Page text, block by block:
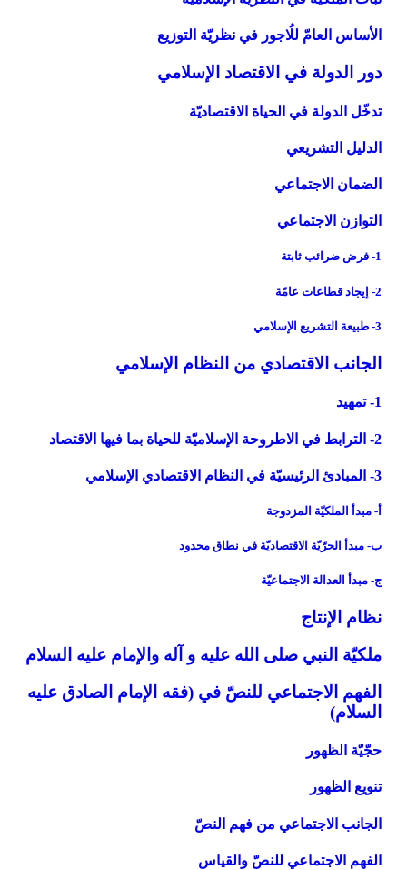
الأساس العامّ للُاجور في نظريّة التوزيع
دور الدولة في الاقتصاد الإسلامي‏
تدخّل الدولة في الحياة الاقتصاديّة
الدليل التشريعي
الضمان الاجتماعي
التوازن الاجتماعي
1- فرض ضرائب ثابتة
2- إيجاد قطاعات عامّة
3- طبيعة التشريع الإسلامي
الجانب الاقتصادي من النظام الإسلامي‏
1- تمهيد
2- الترابط في الاطروحة الإسلاميّة للحياة بما فيها الاقتصاد
3- المبادئ الرئيسيّة في النظام الاقتصادي الإسلامي
أ- مبدأ الملكيّة المزدوجة
ب- مبدأ الحرّيّة الاقتصاديّة في نطاق محدود
ج- مبدأ العدالة الاجتماعيّة
نظام الإنتاج
ملكيّة النبي صلى الله عليه و آله والإمام عليه السلام
الفهم الاجتماعي للنصّ في (فقه الإمام الصادق عليه
السلام)
حجّيّة الظهور
تنويع الظهور
الجانب الاجتماعي من فهم النصّ
الفهم الاجتماعي للنصّ والقياس